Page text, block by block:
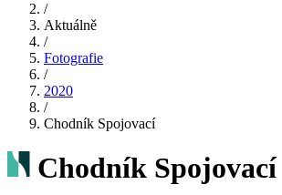
/
Aktuálně
/
Fotografie
/
2020
/
Chodník Spojovací
Chodník Spojovací